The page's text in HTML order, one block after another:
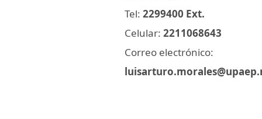
Tel: 2299400 Ext.
Celular: 2211068643
Correo electrónico: